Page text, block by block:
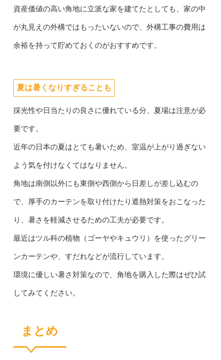
資産価値の高い角地に立派な家を建てたとしても、家の中
が丸見えの外構ではもったいないので、外構工事の費用は
余裕を持って貯めておくのがおすすめです。
夏は暑くなりすぎることも
採光性や日当たりの良さに優れている分、夏場は注意が必
要です。
近年の日本の夏はとても暑いため、室温が上がり過ぎない
よう気を付けなくてはなりません。
角地は南側以外にも東側や西側から日差しが差し込むの
で、厚手のカーテンを取り付けたり遮熱対策をおこなった
り、暑さを軽減させるための工夫が必要です。
最近はツル科の植物（ゴーヤやキュウリ）を使ったグリー
ンカーテンや、すだれなどが流行しています。
環境に優しい暑さ対策なので、角地を購入した際はぜひ試
してみてください。
まとめ